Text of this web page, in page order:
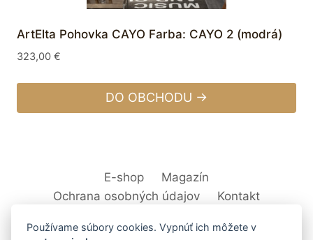
ArtElta Pohovka CAYO Farba: CAYO 2 (modrá)
323,00 €
DO OBCHODU →
E-shop
Magazín
Ochrana osobných údajov
Kontakt
Používame súbory cookies. Vypnúť ich môžete v